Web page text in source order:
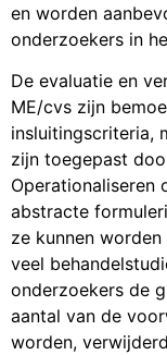
en worden
onderzoekers in
De evaluatie en
ME/cvs zijn
insluitingscriteria,
zijn toegepast
Operationaliseren
abstracte
ze kunnen
veel
onderzoekers de
aantal van de
worden,